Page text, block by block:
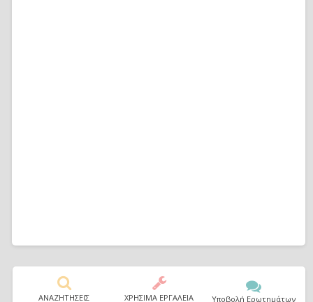
ΑΝΑΖΗΤΗΣΕΙΣ ΧΡΗΣΙΜΑ ΕΡΓΑΛΕΙΑ Υποβολή Ερωτημάτων